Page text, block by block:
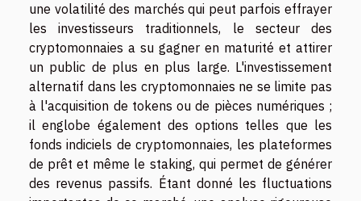
une volatilité des marchés qui peut parfois effrayer
les investisseurs traditionnels, le secteur des
cryptomonnaies a su gagner en maturité et attirer
un public de plus en plus large. L'investissement
alternatif dans les cryptomonnaies ne se limite pas
à l'acquisition de tokens ou de pièces numériques ;
il englobe également des options telles que les
fonds indiciels de cryptomonnaies, les plateformes
de prêt et même le staking, qui permet de générer
des revenus passifs. Étant donné les fluctuations